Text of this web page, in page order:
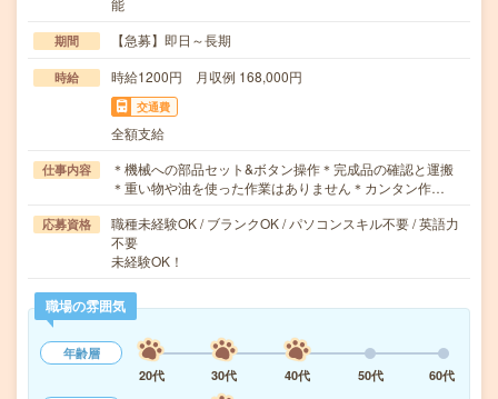
能
期間 【急募】即日～長期
時給 時給1200円 月収例 168,000円
交通費
全額支給
仕事内容
＊機械への部品セット&ボタン操作＊完成品の確認と運搬
＊重い物や油を使った作業はありません＊カンタン作…
応募資格
職種未経験OK / ブランクOK / パソコンスキル不要 / 英語力
不要
未経験OK！
職場の雰囲気
年齢層
20代
30代 40代 50代
60代